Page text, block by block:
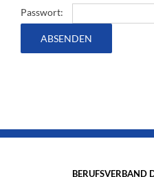
Passwort:
BERUFSVERBAND